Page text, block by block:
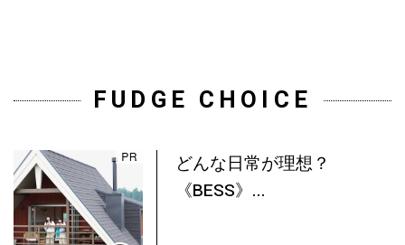
FUDGE CHOICE
どんな日常が理想？
《BESS》...